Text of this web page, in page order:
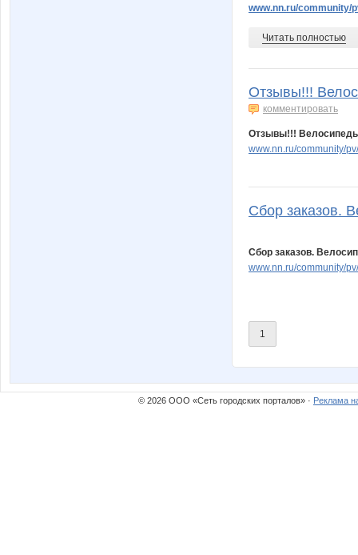
www.nn.ru/community/
Читать полностью
Отзывы!!!
комментировать
Отзывы!!! Велосипеды
www.nn.ru/community/
Сбор заказов.
Сбор заказов.
www.nn.ru/community/
1
© 2026 ООО «Сеть городских порталов» · Реклама